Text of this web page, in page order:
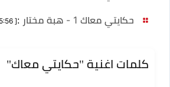
حكايتي معاك 1 - هبة مختار :[ 5:56 دقيقة ]
كلمات اغنية "حكايتي معاك"